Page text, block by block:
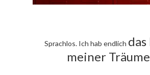
Sprachlos. Ich hab endlich
meiner